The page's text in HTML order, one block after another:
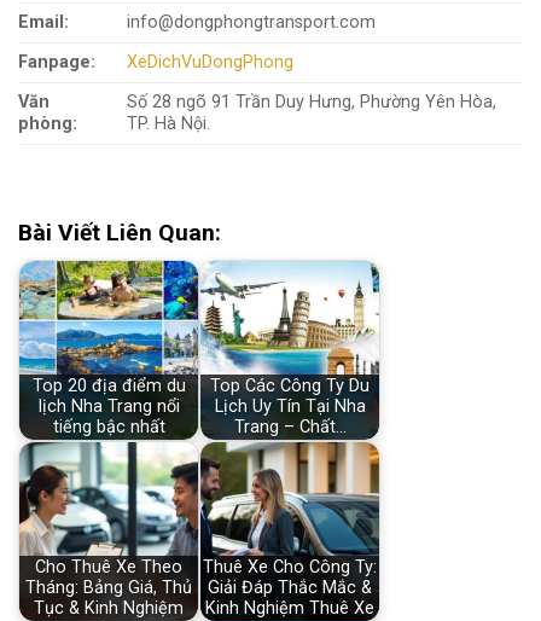
Email:
info@dongphongtransport.com
Fanpage:
XeDichVuDongPhong
Văn
phòng:
Số 28 ngõ 91 Trần Duy Hưng, Phường Yên Hòa,
TP. Hà Nội.
Bài Viết Liên Quan:
Top 20 địa điểm du
lịch Nha Trang nổi
tiếng bậc nhất
Top Các Công Ty Du
Lịch Uy Tín Tại Nha
Trang – Chất…
Cho Thuê Xe Theo
Tháng: Bảng Giá, Thủ
Tục & Kinh Nghiệm
Thuê Xe Cho Công Ty:
Giải Đáp Thắc Mắc &
Kinh Nghiệm Thuê Xe